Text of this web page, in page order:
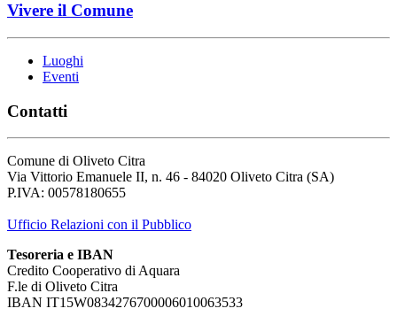
Vivere il Comune
Luoghi
Eventi
Contatti
Comune di Oliveto Citra
Via Vittorio Emanuele II, n. 46 - 84020 Oliveto Citra (SA)
P.IVA: 00578180655
Ufficio Relazioni con il Pubblico
Tesoreria e IBAN
Credito Cooperativo di Aquara
F.le di Oliveto Citra
IBAN IT15W0834276700006010063533